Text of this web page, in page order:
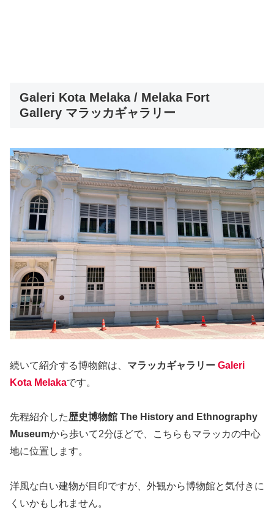
Galeri Kota Melaka / Melaka Fort
Gallery マラッカギャラリー
続いて紹介する博物館は、 マラッカギャラリー Galeri
Kota Melakaです。
先程紹介した歴史博物館 The History and Ethnography
Museumから歩いて2分ほどで、こちらもマラッカの中心
地に位置します。
洋風な白い建物が目印ですが、外観から博物館と気付きに
くいかもしれません。